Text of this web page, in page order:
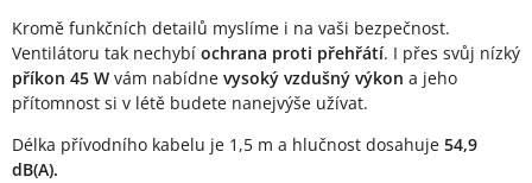
Kromě funkčních detailů myslíme i na vaši bezpečnost.
Ventilátoru tak nechybí ochrana proti přehřátí. I přes svůj nízký
příkon 45 W vám nabídne vysoký vzdušný výkon a jeho
přítomnost si v létě budete nanejvýše užívat.
Délka přívodního kabelu je 1,5 m a hlučnost dosahuje 54,9
dB(A).